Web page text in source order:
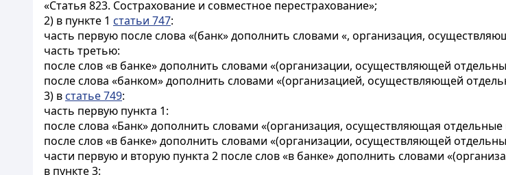
«Статья 823. Сострахование и совместное перестрахование»;
2) в пункте 1 статьи 747:
часть первую после слова «(банк» дополнить словами «, организация,
часть третью:
после слов «в банке» дополнить словами «(организации, осуществляющей
после слова «банком» дополнить словами «(организацией, осуществляющей
3) в статье 749:
часть первую пункта 1:
после слова «Банк» дополнить словами «(организация, осуществляющая
после слов «в банке» дополнить словами «(организации, осуществляющей
части первую и вторую пункта 2 после слов «в банке» дополнить словами
в пункте 3: